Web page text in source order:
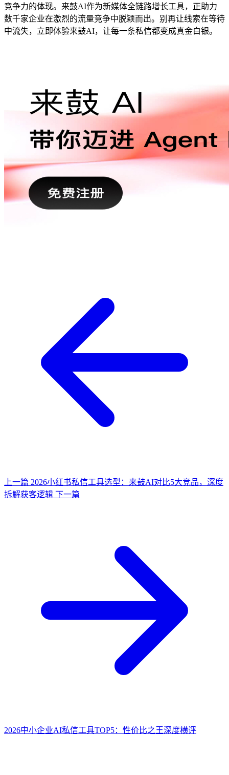
竞争力的体现。来鼓AI作为新媒体全链路增长工具，正助力
数千家企业在激烈的流量竞争中脱颖而出。别再让线索在等待
中流失，立即体验来鼓AI，让每一条私信都变成真金白银。
上一篇 2026小红书私信工具选型：来鼓AI对比5大竞品，深度
拆解获客逻辑 下一篇
2026中小企业AI私信工具TOP5：性价比之王深度横评